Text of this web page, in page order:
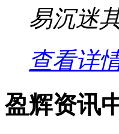
易沉迷
查看详
盈辉资讯